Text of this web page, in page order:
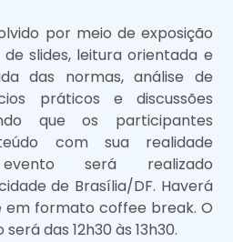
por meio de exposição
slides, leitura orientada e
das normas, análise de
práticos e discussões
que os participantes
com sua realidade
será realizado
de Brasília/DF. Haverá
formato coffee break. O
das 12h30 às 13h30.